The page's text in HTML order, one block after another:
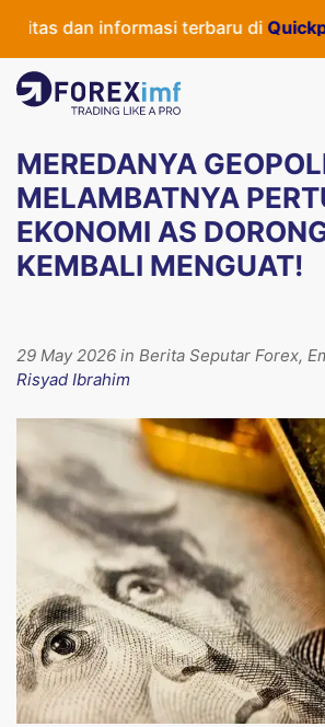
dan informasi terbaru di
MEREDANYA
MELAMBATNYA
EKONOMI AS
KEMBALI MENGUAT!
29 May 2026 in Berita Seputar Forex,
Risyad Ibrahim